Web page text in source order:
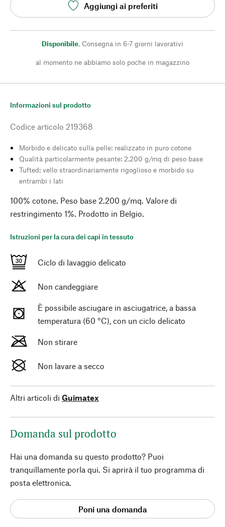
Aggiungi ai preferiti
Disponibile, Consegna in 6-7 giorni lavorativi
al momento ne abbiamo solo poche in magazzino
Informazioni sul prodotto
Codice articolo 219368
Morbido e delicato sulla pelle: realizzato in puro cotone
Qualità particolarmente pesante: 2.200 g/mq di peso base
Tufted: vello straordinariamente rigoglioso e morbido su
entrambi i lati
100% cotone. Peso base 2.200 g/mq. Valore di
restringimento 1%. Prodotto in Belgio.
Istruzioni per la cura dei capi in tessuto
Ciclo di lavaggio delicato
Non candeggiare
È possibile asciugare in asciugatrice, a bassa
temperatura (60 °C), con un ciclo delicato
Non stirare
Non lavare a secco
Altri articoli di Guimatex
Domanda sul prodotto
Hai una domanda su questo prodotto? Puoi
tranquillamente porla qui. Si aprirà il tuo programma di
posta elettronica.
Poni una domanda